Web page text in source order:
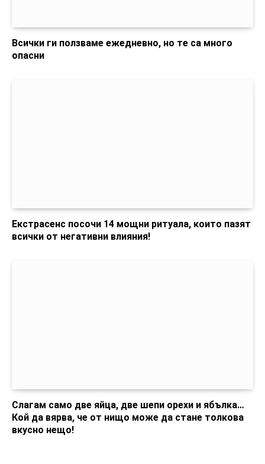
Всички ги ползваме ежедневно, но те са много
опасни
Екстрасенс посочи 14 мощни ритуала, които пазят
всички от негативни влияния!
Слагам само две яйца, две шепи орехи и ябълка…
Кой да вярва, че от нищо може да стане толкова
вкусно нещо!